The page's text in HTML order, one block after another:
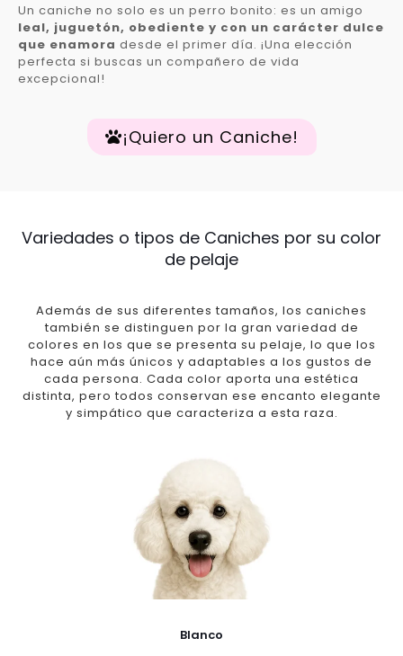
Un caniche no solo es un perro bonito: es un amigo
leal, juguetón, obediente y con un carácter dulce
que enamora desde el primer día. ¡Una elección
perfecta si buscas un compañero de vida
excepcional!
¡Quiero un Caniche!
Variedades o tipos de Caniches por su color
de pelaje
Además de sus diferentes tamaños, los caniches
también se distinguen por la gran variedad de
colores en los que se presenta su pelaje, lo que los
hace aún más únicos y adaptables a los gustos de
cada persona. Cada color aporta una estética
distinta, pero todos conservan ese encanto elegante
y simpático que caracteriza a esta raza.
Blanco